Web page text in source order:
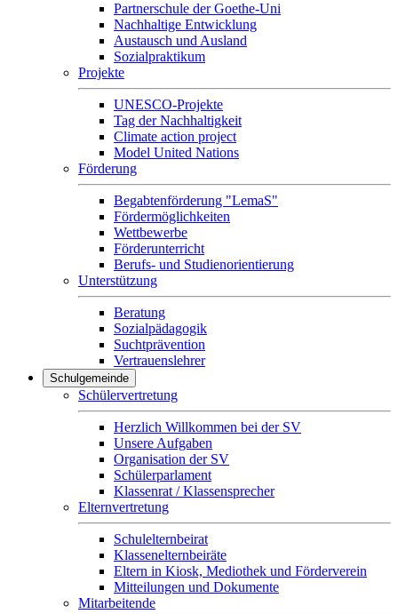
Partnerschule der Goethe-Uni
Nachhaltige Entwicklung
Austausch und Ausland
Sozialpraktikum
Projekte
UNESCO-Projekte
Tag der Nachhaltigkeit
Climate action project
Model United Nations
Förderung
Begabtenförderung "LemaS"
Fördermöglichkeiten
Wettbewerbe
Förderunterricht
Berufs- und Studienorientierung
Unterstützung
Beratung
Sozialpädagogik
Suchtprävention
Vertrauenslehrer
Schulgemeinde
Schülervertretung
Herzlich Willkommen bei der SV
Unsere Aufgaben
Organisation der SV
Schülerparlament
Klassenrat / Klassensprecher
Elternvertretung
Schulelternbeirat
Klassenelternbeiräte
Eltern in Kiosk, Mediothek und Förderverein
Mitteilungen und Dokumente
Mitarbeitende